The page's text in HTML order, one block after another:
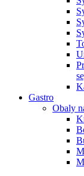
Gastro
Obaly